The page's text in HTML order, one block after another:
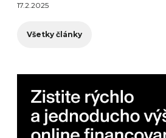
17.2.2025
Všetky články